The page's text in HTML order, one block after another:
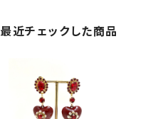
最近チェックした商品